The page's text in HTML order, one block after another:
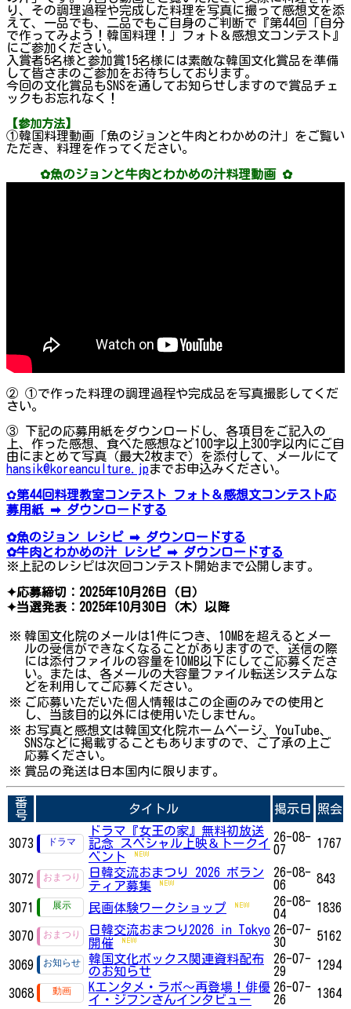
り、その調理過程や完成した料理を写真に撮って感想文を添
えて、一品でも、二品でもご自身のご判断で『第44回「自分
で作ってみよう！韓国料理！」フォト＆感想文コンテスト』
にご参加ください。
入賞者5名様と参加賞15名様には素敵な韓国文化賞品を準備
して皆さまのご参加をお待ちしております。
今回の文化賞品もSNSを通してお知らせしますので賞品チェ
ックもお忘れなく！
【参加方法】
①韓国料理動画「魚のジョンと牛肉とわかめの汁」をご覧い
ただき、料理を作ってください。
✿魚のジョンと牛肉とわかめの汁料理動画 ✿
② ①で作った料理の調理過程や完成品を写真撮影してくだ
さい。
③ 下記の応募用紙をダウンロードし、各項目をご記入の
上、作った感想、食べた感想など100字以上300字以内にご自
由にまとめて写真（最大2枚まで）を添付して、メールにて
hansik@koreanculture.jpまでお申込みください。
✿第44回料理教室コンテスト フォト＆感想文コンテスト応
募用紙 ➡ ダウンロードする
✿魚のジョン レシピ ➡ ダウンロードする
✿牛肉とわかめの汁 レシピ ➡ ダウンロードする
※上記のレシピは次回コンテスト開始まで公開します。
✦応募締切：2025年10月26日（日）
✦当選発表：2025年10月30日（木）以降
※ 韓国文化院のメールは1件につき、10MBを超えるとメー
ルの受信ができなくなることがありますので、送信の際
には添付ファイルの容量を10MB以下にしてご応募くださ
い。または、各メールの大容量ファイル転送システムな
どを利用してご応募ください。
※ ご応募いただいた個人情報はこの企画のみでの使用と
し、当該目的以外には使用いたしません。
※ お写真と感想文は韓国文化院ホームページ、YouTube、
SNSなどに掲載することもありますので、ご了承の上ご
応募ください。
※ 賞品の発送は日本国内に限ります。
番
号
タイトル 掲示日 照会
3073
ドラマ『女王の家』無料初放送
記念 スペシャル上映＆トークイ
ベント
26-08-
07
1767
3072
日韓交流おまつり 2026 ボラン
ティア募集
26-08-
06
843
3071 民画体験ワークショップ
26-08-
04
1836
3070
日韓交流おまつり2026 in Tokyo
開催
26-07-
30
5162
3069
韓国文化ボックス関連資料配布
のお知らせ
26-07-
29
1294
3068
Kエンタメ・ラボ～再登場！俳優
イ・ジフンさんインタビュー
26-07-
26
1364